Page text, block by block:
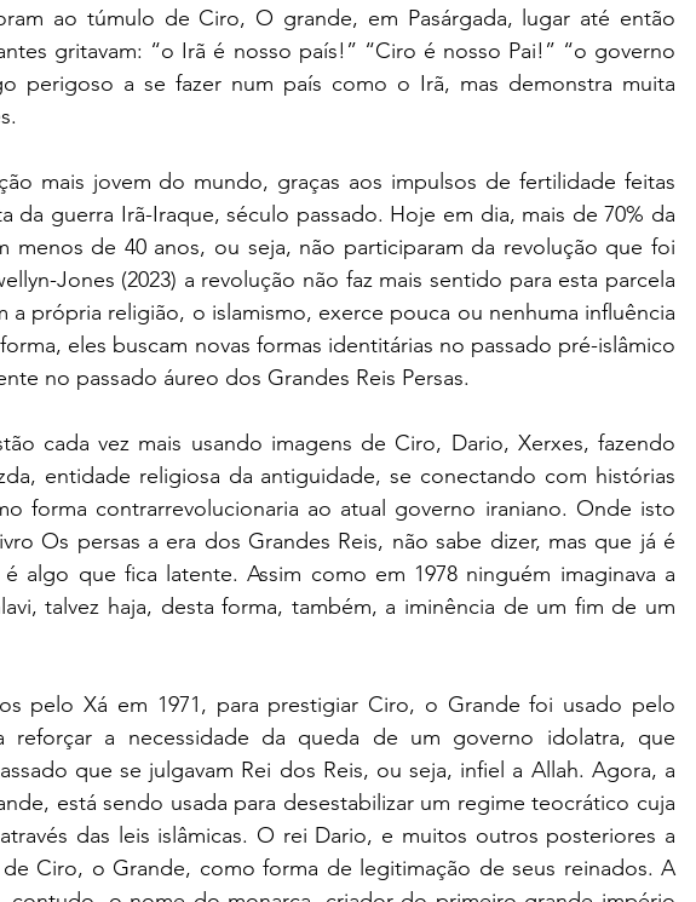
ao túmulo de Ciro, O grande, em Pasárgada, lugar até então
gritavam: “o Irã é nosso país!” “Ciro é nosso Pai!” “o governo
perigoso a se fazer num país como o Irã, mas demonstra muita
mais jovem do mundo, graças aos impulsos de fertilidade feitas
da guerra Irã-Iraque, século passado. Hoje em dia, mais de 70% da
menos de 40 anos, ou seja, não participaram da revolução que foi
Jones (2023) a revolução não faz mais sentido para esta parcela
a própria religião, o islamismo, exerce pouca ou nenhuma influência
eles buscam novas formas identitárias no passado pré-islâmico
no passado áureo dos Grandes Reis Persas.
cada vez mais usando imagens de Ciro, Dario, Xerxes, fazendo
entidade religiosa da antiguidade, se conectando com histórias
forma contrarrevolucionaria ao atual governo iraniano. Onde isto
Os persas a era dos Grandes Reis, não sabe dizer, mas que já é
algo que fica latente. Assim como em 1978 ninguém imaginava a
talvez haja, desta forma, também, a iminência de um fim de um
pelo Xá em 1971, para prestigiar Ciro, o Grande foi usado pelo
reforçar a necessidade da queda de um governo idolatra, que
que se julgavam Rei dos Reis, ou seja, infiel a Allah. Agora, a
está sendo usada para desestabilizar um regime teocrático cuja
das leis islâmicas. O rei Dario, e muitos outros posteriores a
Ciro, o Grande, como forma de legitimação de seus reinados. A